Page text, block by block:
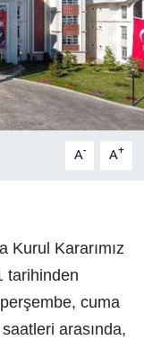
A- A+
Kurul Kararımız
tarihinden
cuma
arasında,